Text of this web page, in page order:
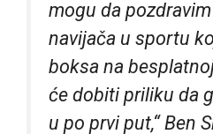
mogu da
navijača u sportu
boksa na
će dobiti priliku da
u po prvi put,“ Ben